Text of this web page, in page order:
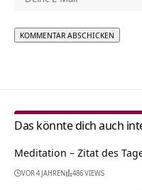
Das könnte dich auch
Meditation – Zitat des
VOR 4 JAHREN 486 VIEWS